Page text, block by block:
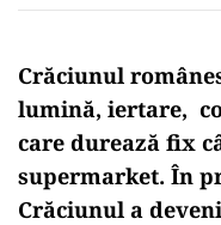
Crăciunul
lumină, iertare,
care durează fix
supermarket. În
Crăciunul a